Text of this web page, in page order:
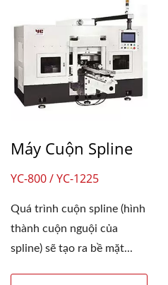
Máy Cuộn Spline
YC-800 / YC-1225
Quá trình cuộn spline (hình
thành cuộn nguội của
spline) sẽ tạo ra bề mặt...